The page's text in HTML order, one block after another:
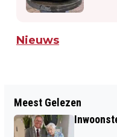
Nieuws
BIJEENKOMST
SAMEN VOOR
Meest Gelezen